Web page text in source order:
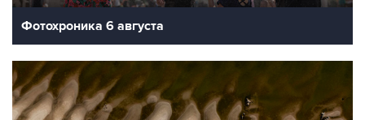
Фотохроника 6 августа